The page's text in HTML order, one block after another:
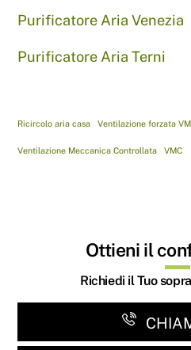
Purificatore Aria Venezia
Purificatore Aria Terni
Ricircolo aria casa Ventilazione forzata
Ventilazione Meccanica Controllata VMC
Ottieni il
Richiedi il Tuo